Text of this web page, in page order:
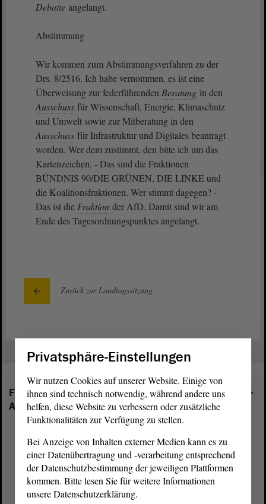
Debatte angelangt.
Abstimmung
Wir kommen zum Abstimmungsverfahren zu der
Drs. 8/2516. Ich habe vernommen, es ist eine
Überweisung zur federführenden Beratung in den
Ausschuss für Wissenschaft, Energie, Klimaschutz
und Umwelt sowie zur Mitberatung in den
Ausschuss für Infrastruktur und Digitales beantragt
worden. Wer dem zustimmt, den bitte ich um das
Kartenzeichen. - Das sind die Fraktionen
BÜNDNIS 90/DIE GRÜNEN, DIE LINKE und
die Koalitionsfraktionen. Wer stimmt dagegen? -
Das ist die Fraktion der AfD. Damit sind wir am
Ende des Tagesordnungspunktes angelangt.
Zurück zur Landtagssitzung
Folgende Fraktionen sind im Landtag von Sachsen-
Anhalt vertreten:
Privatsphäre-Einstellungen
Wir nutzen Cookies auf unserer Website. Einige von
ihnen sind technisch notwendig, während andere uns
helfen, diese Website zu verbessern oder zusätzliche
Funktionalitäten zur Verfügung zu stellen.
Bei Anzeige von Inhalten externer Medien kann es zu
einer Datenübertragung und -verarbeitung entsprechend
der Datenschutzbestimmung der jeweiligen Plattformen
kommen. Bitte lesen Sie für weitere Informationen
unsere Datenschutzerklärung.